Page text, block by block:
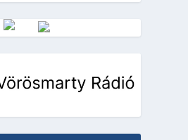
Vörösmarty Rádió